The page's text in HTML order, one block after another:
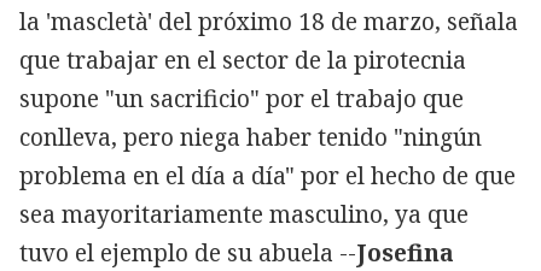
la 'mascletà' del próximo 18 de marzo, señala
que trabajar en el sector de la pirotecnia
supone "un sacrificio" por el trabajo que
conlleva, pero niega haber tenido "ningún
problema en el día a día" por el hecho de que
sea mayoritariamente masculino, ya que
tuvo el ejemplo de su abuela --Josefina